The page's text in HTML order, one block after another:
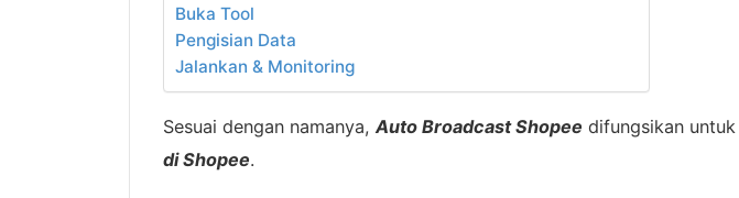
Buka Tool
Pengisian Data
Jalankan & Monitoring
Sesuai dengan namanya,Auto Broadcast Shopee difungsikan untuk
di Shopee.